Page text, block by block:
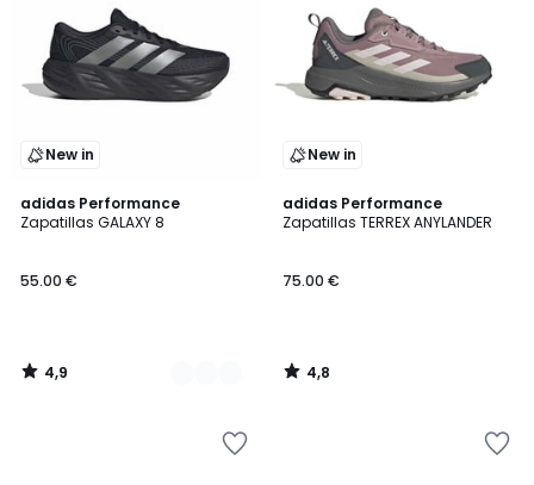
New in
adidas Performance
Zapatillas GALAXY 8
55.00 €
4,9
/ 5
2
Colores
4,9
/
New in
adidas Performance
Zapatillas TERREX ANYLANDER
75.00 €
4,8
/ 5
4,8
/